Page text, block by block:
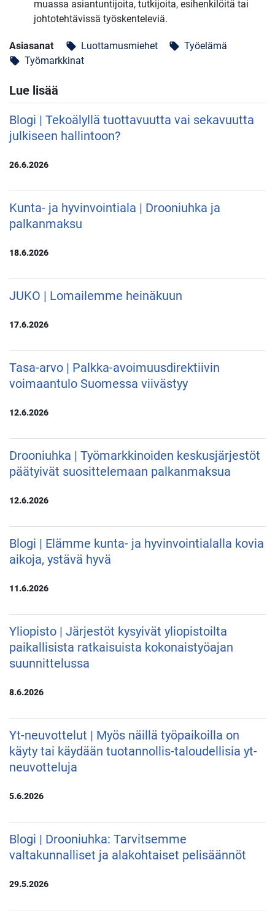
muassa asiantuntijoita, tutkijoita, esihenkilöitä tai
johtotehtävissä työskenteleviä.
Asiasanat local_offer Luottamusmiehet local_offer Työelämä
local_offer Työmarkkinat
Lue lisää
Blogi | Tekoälyllä tuottavuutta vai sekavuutta
julkiseen hallintoon?
26.6.2026
Kunta- ja hyvinvointiala | Drooniuhka ja
palkanmaksu
18.6.2026
JUKO | Lomailemme heinäkuun
17.6.2026
Tasa-arvo | Palkka-avoimuusdirektiivin
voimaantulo Suomessa viivästyy
12.6.2026
Drooniuhka | Työmarkkinoiden keskusjärjestöt
päätyivät suosittelemaan palkanmaksua
12.6.2026
Blogi | Elämme kunta- ja hyvinvointialalla kovia
aikoja, ystävä hyvä
11.6.2026
Yliopisto | Järjestöt kysyivät yliopistoilta
paikallisista ratkaisuista kokonaistyöajan
suunnittelussa
8.6.2026
Yt-neuvottelut | Myös näillä työpaikoilla on
käyty tai käydään tuotannollis-taloudellisia yt-
neuvotteluja
5.6.2026
Blogi | Drooniuhka: Tarvitsemme
valtakunnalliset ja alakohtaiset pelisäännöt
29.5.2026